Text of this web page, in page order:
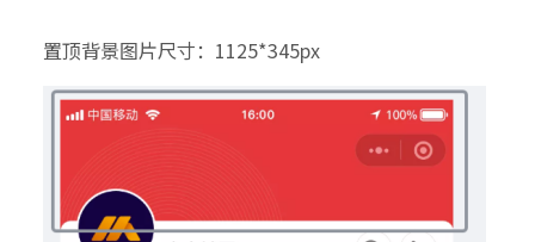
置顶背景图片尺寸：1125*345px